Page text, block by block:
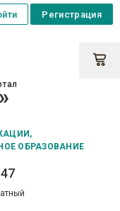
ОБРАЗОВАНИЕ
Регистрация